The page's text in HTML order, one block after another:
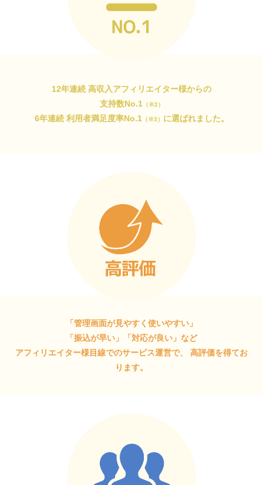
12年連続 高収入アフィリエイター様からの
支持数No.1（※2）
6年連続 利用者満足度率No.1（※3） に選ばれました。
「管理画面が見やすく使いやすい」
「振込が早い」「対応が良い」など
アフィリエイター様目線でのサービス運営で、
高評価を得てお
ります。